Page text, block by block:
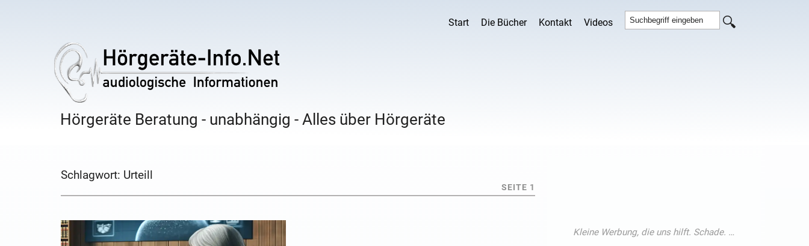
Start Die Bücher Kontakt Videos
Hörgeräte Beratung - unabhängig - Alles über Hörgeräte
Schlagwort: Urteill
SEITE 1